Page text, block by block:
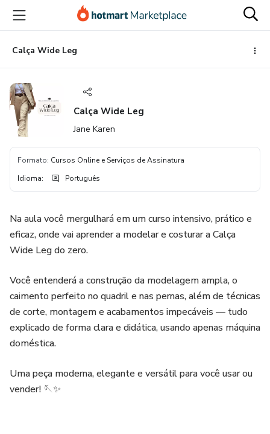
para
conteúdo
principal
para
pagamento
para
rodapé
Calça Wide Leg
Calça Wide Leg
Jane Karen
Formato: Cursos Online e Serviços de Assinatura
Idioma: Português
Na aula você mergulhará em um curso intensivo, prático e
eficaz, onde vai aprender a modelar e costurar a Calça
Wide Leg do zero.
Você entenderá a construção da modelagem ampla, o
caimento perfeito no quadril e nas pernas, além de técnicas
de corte, montagem e acabamentos impecáveis — tudo
explicado de forma clara e didática, usando apenas máquina
doméstica.
Uma peça moderna, elegante e versátil para você usar ou
vender! 🪡✨